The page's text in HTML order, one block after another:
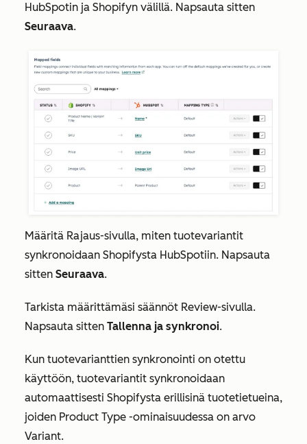
HubSpotin ja Shopifyn välillä. Napsauta sitten
Seuraava.
Määritä Rajaus-sivulla, miten tuotevariantit
synkronoidaan Shopifysta HubSpotiin. Napsauta
sitten Seuraava.
Tarkista määrittämäsi säännöt Review-sivulla.
Napsauta sitten Tallenna ja synkronoi.
Kun tuotevarianttien synkronointi on otettu
käyttöön, tuotevariantit synkronoidaan
automaattisesti Shopifysta erillisinä tuotetietueina,
joiden Product Type -ominaisuudessa on arvo
Variant.